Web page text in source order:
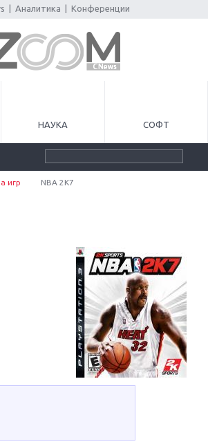
Аналитика Конференции
НАУКА СОФТ
игр NBA 2K7